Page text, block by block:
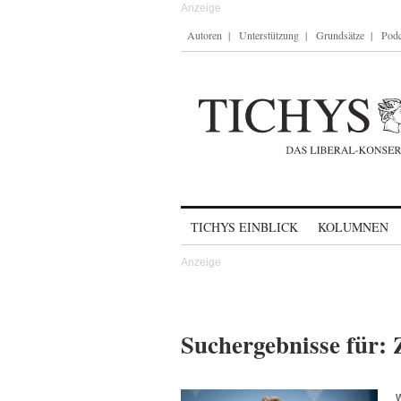
Autoren Unterstützung Grundsätze
TICHYS EINBLICK KOLUMNEN
Suchergebnisse